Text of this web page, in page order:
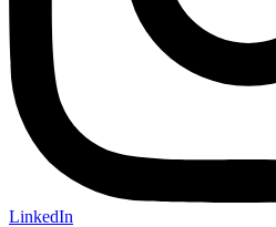
LinkedIn